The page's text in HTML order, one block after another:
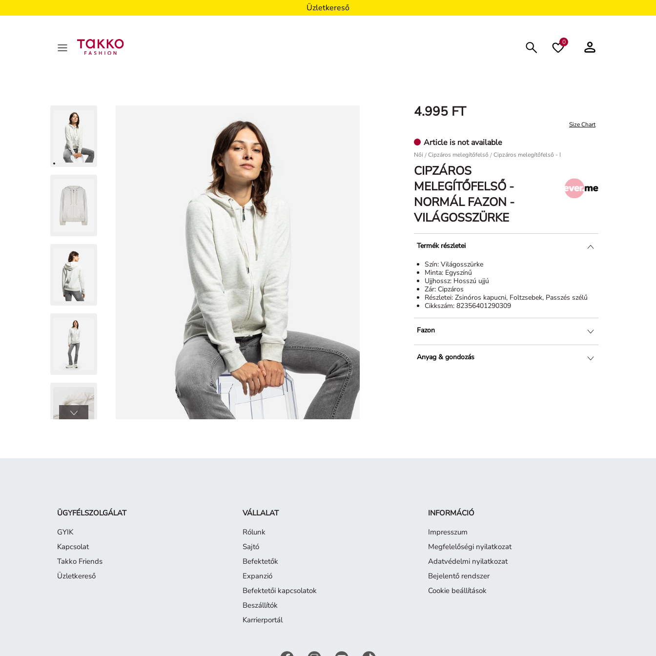
Üzletkereső
0
4.995 FT
Size Chart
Article is not available
Női / Cipzáros melegítőfelső Cipzáros melegítőfelső - Normál fazon - Világosszürke
CIPZÁROS
MELEGÍTŐFELSŐ -
NORMÁL FAZON -
VILÁGOSSZÜRKE
Termék részletei
Szín: Világosszürke
Minta: Egyszínű
Ujjhossz: Hosszú ujjú
Zár: Cipzáros
Részletei: Zsinóros kapucni, Foltzsebek, Passzés szélű
Cikkszám: 82356401290309
Fazon
Anyag & gondozás
ÜGYFÉLSZOLGÁLAT
GYIK
Kapcsolat
Takko Friends
Üzletkereső
VÁLLALAT
Rólunk
Sajtó
Befektetők
Expanzió
Befektetői kapcsolatok
Beszállítók
Karrierportál
INFORMÁCIÓ
Impresszum
Megfelelőségi nyilatkozat
Adatvédelmi nyilatkozat
Bejelentő rendszer
Cookie beállítások